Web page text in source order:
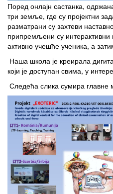
Поред онлајн састанка,
три земље, где су пројектни
разматрани су захтеви
припремљени су интерактивни
активно учешће ученика, а
Наша школа је креирала
који је доступан свима, у
Следећа слика сумира главне